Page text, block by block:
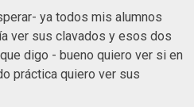
ya todos mis alumnos
ver sus clavados y esos dos
digo - bueno quiero ver si en
práctica quiero ver sus